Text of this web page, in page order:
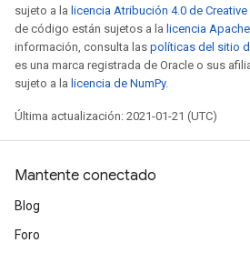
sujeto a la licencia Atribución 4.0 de
de código están sujetos a la licencia
información, consulta las políticas del sitio
es una marca registrada de Oracle o sus
sujeto a la licencia de NumPy.
Última actualización: 2021-01-21 (UTC)
Mantente conectado
Blog
Foro